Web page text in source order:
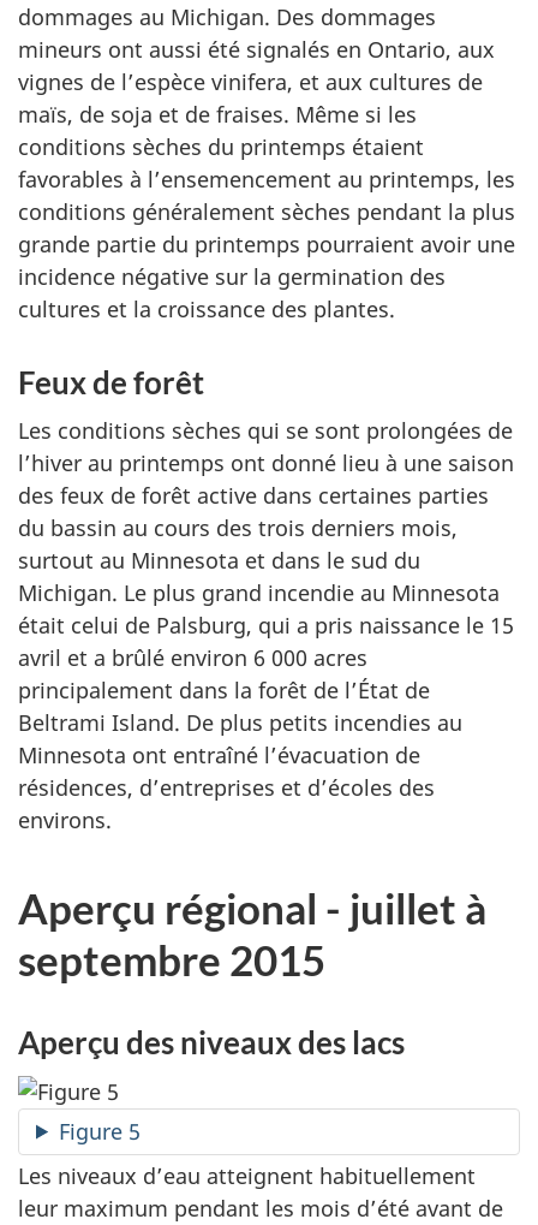
dommages au Michigan. Des dommages
mineurs ont aussi été signalés en Ontario, aux
vignes de l’espèce vinifera, et aux cultures de
maïs, de soja et de fraises. Même si les
conditions sèches du printemps étaient
favorables à l’ensemencement au printemps, les
conditions généralement sèches pendant la plus
grande partie du printemps pourraient avoir une
incidence négative sur la germination des
cultures et la croissance des plantes.
Feux de forêt
Les conditions sèches qui se sont prolongées de
l’hiver au printemps ont donné lieu à une saison
des feux de forêt active dans certaines parties
du bassin au cours des trois derniers mois,
surtout au Minnesota et dans le sud du
Michigan. Le plus grand incendie au Minnesota
était celui de Palsburg, qui a pris naissance le 15
avril et a brûlé environ 6 000 acres
principalement dans la forêt de l’État de
Beltrami Island. De plus petits incendies au
Minnesota ont entraîné l’évacuation de
résidences, d’entreprises et d’écoles des
environs.
Aperçu régional - juillet à
septembre 2015
Aperçu des niveaux des lacs
Figure 5
Les niveaux d’eau atteignent habituellement
leur maximum pendant les mois d’été avant de